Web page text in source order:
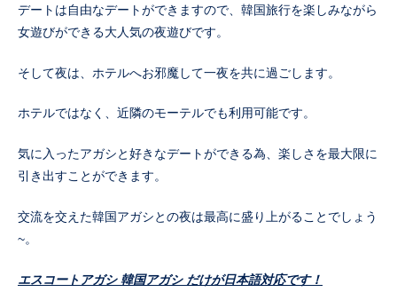
デートは自由なデートができますので、韓国旅行を楽しみながら
女遊びができる大人気の夜遊びです。
そして夜は、ホテルへお邪魔して一夜を共に過ごします。
ホテルではなく、近隣のモーテルでも利用可能です。
気に入ったアガシと好きなデートができる為、楽しさを最大限に
引き出すことができます。
交流を交えた韓国アガシとの夜は最高に盛り上がることでしょう
~。
エスコートアガシ 韓国アガシ だけが日本語対応です！